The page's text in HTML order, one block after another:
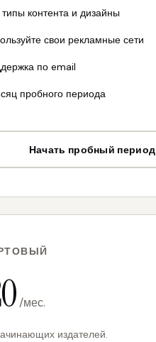
контента и дизайны
свои рекламные сети
по email
пробного периода
Начать пробный период
/мес.
издателей.